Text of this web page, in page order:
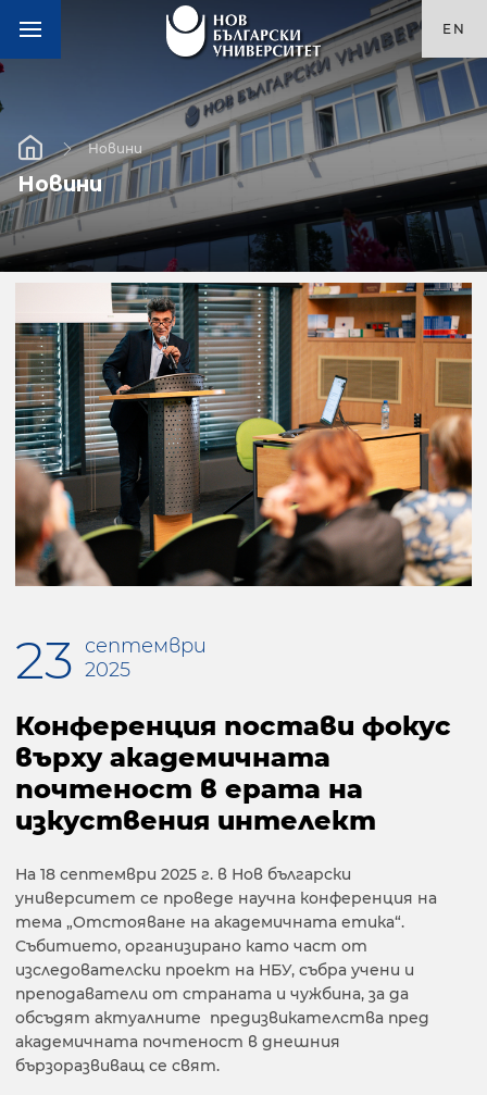
EN
Новини
Новини
23 септември
2025
Конференция постави фокус
върху академичната
почтеност в ерата на
изкуствения интелект
На 18 септември 2025 г. в Нов български
университет се проведе научна конференция на
тема „Отстояване на академичната етика“.
Събитието, организирано като част от
изследователски проект на НБУ, събра учени и
преподаватели от страната и чужбина, за да
обсъдят актуалните предизвикателства пред
академичната почтеност в днешния
бързоразвиващ се свят.